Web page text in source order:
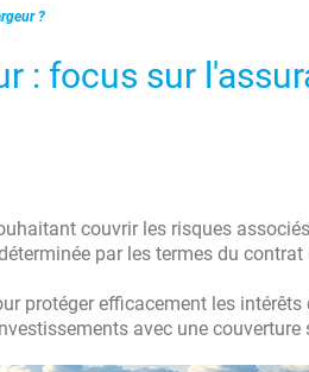
?
: focus sur
couvrir les risques
par les termes du
protéger efficacement les intérêts
avec une couverture